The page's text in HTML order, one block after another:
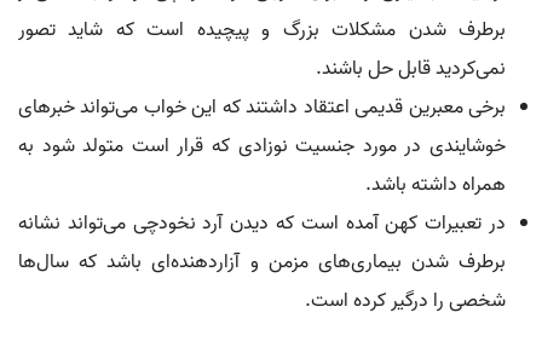
برطرف شدن مشکلات بزرگ و پیچیده است که شاید تصور
نمی‌کردید قابل حل باشند.
برخی معبرین قدیمی اعتقاد داشتند که این خواب می‌تواند خبرهای
خوشایندی در مورد جنسیت نوزادی که قرار است متولد شود به
همراه داشته باشد.
در تعبیرات کهن آمده است که دیدن آرد نخودچی می‌تواند نشانه
برطرف شدن بیماری‌های مزمن و آزاردهنده‌ای باشد که سال‌ها
شخصی را درگیر کرده است.